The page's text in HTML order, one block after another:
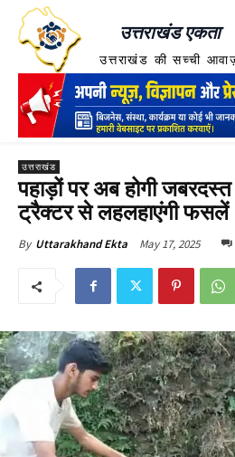
उत्तराखंड एकता
उत्तराखंड की सच्ची
उत्तराखंड
पहाड़ों पर अब होगी
ट्रैक्टर से लहलहाएंगी फसलें
By Uttarakhand Ekta May 17, 2025